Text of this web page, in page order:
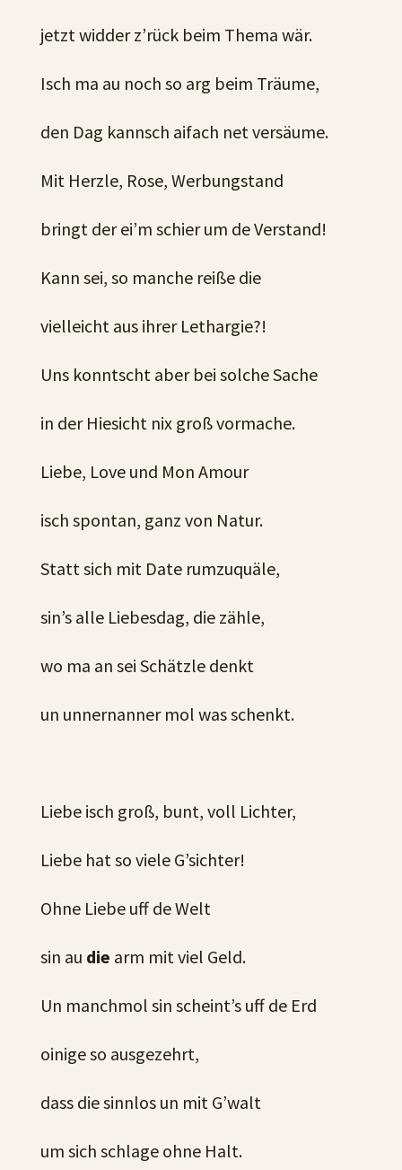
jetzt widder z’rück beim Thema wär.
Isch ma au noch so arg beim Träume,
den Dag kannsch aifach net versäume.
Mit Herzle, Rose, Werbungstand
bringt der ei’m schier um de Verstand!
Kann sei, so manche reiße die
vielleicht aus ihrer Lethargie?!
Uns konntscht aber bei solche Sache
in der Hiesicht nix groß vormache.
Liebe, Love und Mon Amour
isch spontan, ganz von Natur.
Statt sich mit Date rumzuquäle,
sin’s alle Liebesdag, die zähle,
wo ma an sei Schätzle denkt
un unnernanner mol was schenkt.
Liebe isch groß, bunt, voll Lichter,
Liebe hat so viele G’sichter!
Ohne Liebe uff de Welt
sin au die arm mit viel Geld.
Un manchmol sin scheint’s uff de Erd
oinige so ausgezehrt,
dass die sinnlos un mit G’walt
um sich schlage ohne Halt.